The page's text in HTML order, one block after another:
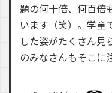
題の何十倍、何百倍
います（笑）。学童
した姿がたくさん見
のみなさんもそこに